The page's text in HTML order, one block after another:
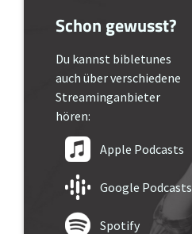
Schon gewusst?
Du kannst bibletunes
auch über verschiedene
Streaminganbieter
hören:
Apple Podcasts
Google Podcasts
Spotify